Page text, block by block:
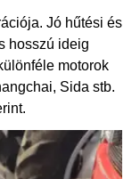
Jó hűtési és
hosszú ideig
motorok
Sida stb.